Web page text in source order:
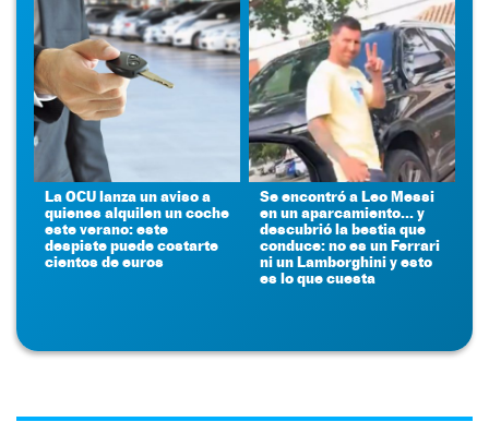
La OCU lanza un aviso a
quienes alquilen un coche
este verano: este
despiste puede costarte
cientos de euros
Se encontró a Leo Messi
en un aparcamiento... y
descubrió la bestia que
conduce: no es un Ferrari
ni un Lamborghini y esto
es lo que cuesta